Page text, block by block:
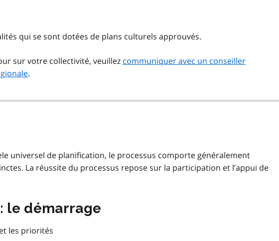
qui se sont dotées de plans culturels approuvés.
sur votre collectivité, veuillez communiquer avec un conseiller
.
universel de planification, le processus comporte généralement
La réussite du processus repose sur la participation et l’appui de
le démarrage
les priorités